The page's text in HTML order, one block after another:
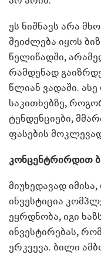
ეს ნიშნავს არა
შეიძლება იყოს
წელიწადში,
რამდენად
წლიან ვადაში.
საკითხებზე,
ტენდენციები,
ფასების
კონცენტრირდით
მიუხედავად
ინვესტიცია
ეყრდნობა, იგი
ინვესტირებას,
ერკვევა. ბილი